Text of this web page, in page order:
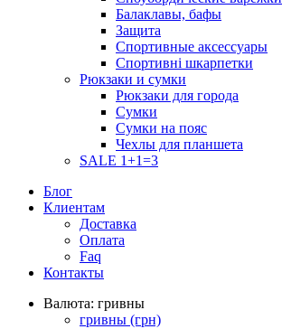
Балаклавы, бафы
Защита
Спортивные аксессуары
Спортивні шкарпетки
Рюкзаки и сумки
Рюкзаки для города
Сумки
Сумки на пояс
Чехлы для планшета
SALE 1+1=3
Блог
Клиентам
Доставка
Оплата
Faq
Контакты
Валюта: гривны
гривны (грн)